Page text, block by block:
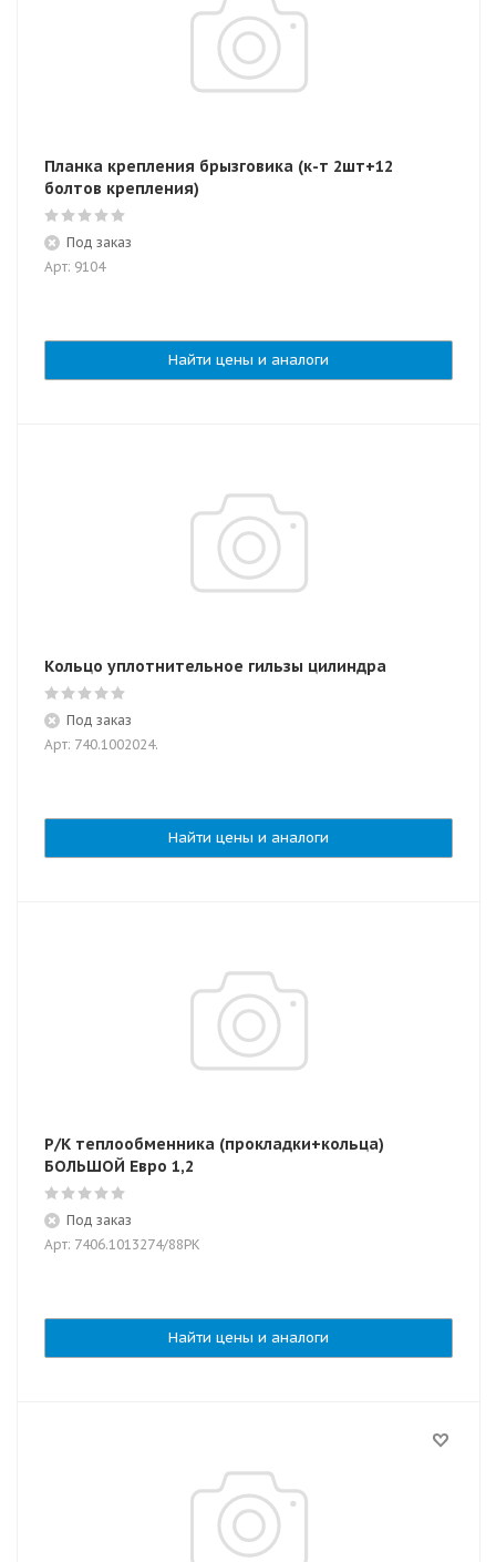
Планка крепления брызговика (к-т 2шт+12
болтов крепления)
Под заказ
Арт: 9104
Найти цены и аналоги
Кольцо уплотнительное гильзы цилиндра
Под заказ
Арт: 740.1002024.
Найти цены и аналоги
Р/К теплообменника (прокладки+кольца)
БОЛЬШОЙ Евро 1,2
Под заказ
Арт: 7406.1013274/88РК
Найти цены и аналоги